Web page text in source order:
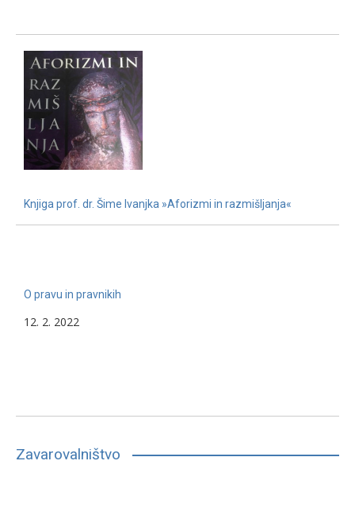
Knjiga prof. dr. Šime Ivanjka »Aforizmi in razmišljanja«
O pravu in pravnikih
12. 2. 2022
Zavarovalništvo